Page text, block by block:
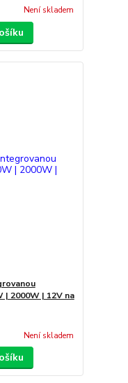
Není skladem
| 2000W | 12V na
Není skladem